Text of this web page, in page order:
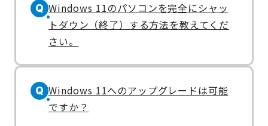
Q Windows 11のパソコンを完全にシャッ
トダウン（終了）する方法を教えてくだ
さい。
Q Windows 11へのアップグレードは可能
ですか？